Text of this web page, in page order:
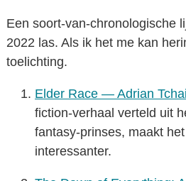
Een soort-van-chronologische
2022 las. Als ik het me kan
toelichting.
Elder Race — Adrian
fiction-verhaal verteld uit
fantasy-prinses, maakt
interessanter.